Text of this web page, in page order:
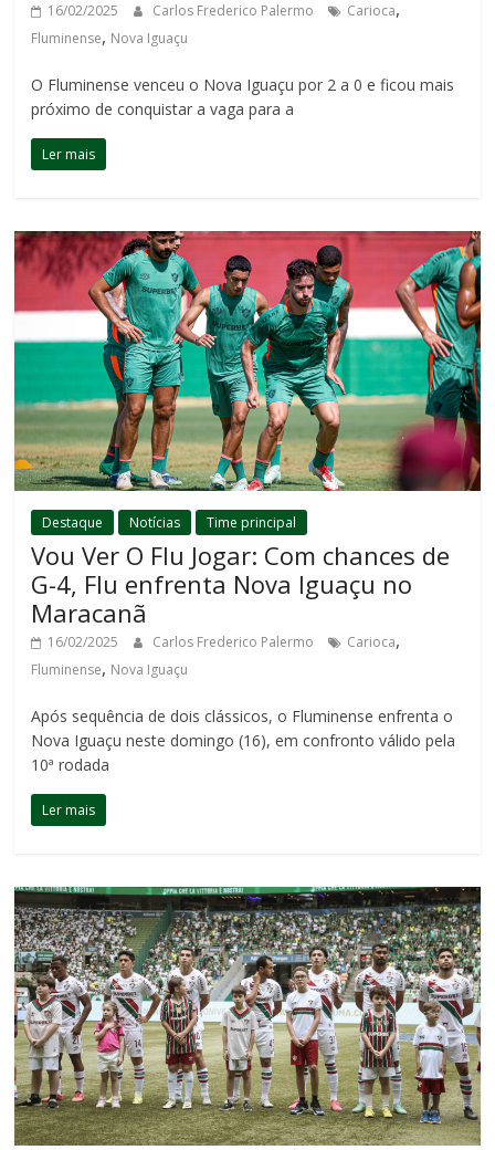
16/02/2025 Carlos Frederico Palermo Carioca,
Fluminense, Nova Iguaçu
O Fluminense venceu o Nova Iguaçu por 2 a 0 e ficou mais
próximo de conquistar a vaga para a
Ler mais
Destaque Notícias Time principal
Vou Ver O Flu Jogar: Com chances de
G-4, Flu enfrenta Nova Iguaçu no
Maracanã
16/02/2025 Carlos Frederico Palermo Carioca,
Fluminense, Nova Iguaçu
Após sequência de dois clássicos, o Fluminense enfrenta o
Nova Iguaçu neste domingo (16), em confronto válido pela
10ª rodada
Ler mais